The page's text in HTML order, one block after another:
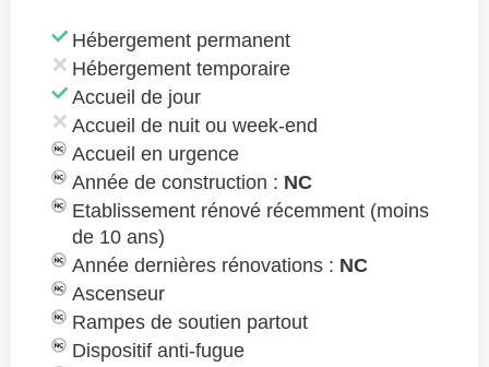
Hébergement permanent
Hébergement temporaire
Accueil de jour
Accueil de nuit ou week-end
Accueil en urgence
Année de construction : NC
Etablissement rénové récemment (moins
de 10 ans)
Année dernières rénovations : NC
Ascenseur
Rampes de soutien partout
Dispositif anti-fugue